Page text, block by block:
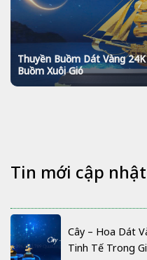
Tin mới cập nhật
Cây – Hoa Dát
Tinh Tế Trong
Thuyền Buồm Dát Vàng
Buồm Xuôi Gió